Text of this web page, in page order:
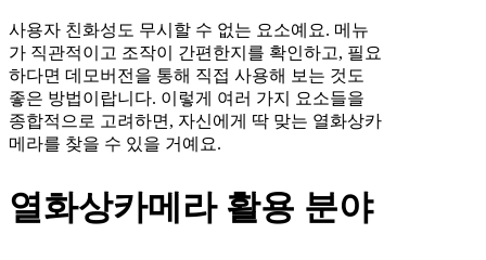
사용자 친화성도 무시할 수 없는 요소예요. 메뉴
가 직관적이고 조작이 간편한지를 확인하고, 필요
하다면 데모버전을 통해 직접 사용해 보는 것도
좋은 방법이랍니다. 이렇게 여러 가지 요소들을
종합적으로 고려하면, 자신에게 딱 맞는 열화상카
메라를 찾을 수 있을 거예요.
열화상카메라 활용 분야